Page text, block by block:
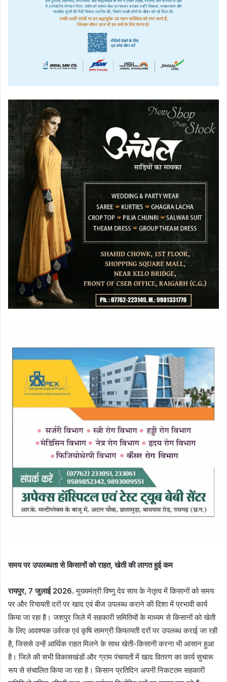
समय पर उपलब्धता से किसानों को राहत, खेती की लागत हुई कम
रायपुर, 7 जुलाई 2026.मुख्यमंत्री विष्णु देव साय के नेतृत्व में किसानों को समय
पर और रियायती दरों पर खाद एवं बीज उपलब्ध कराने की दिशा में प्रभावी कार्य
किया जा रहा है। जशपुर जिले में सहकारी समितियों के माध्यम से किसानों को खेती
के लिए आवश्यक उर्वरक एवं कृषि सामग्री किफायती दरों पर उपलब्ध कराई जा रही
है, जिससे उन्हें आर्थिक राहत मिलने के साथ खेती-किसानी करना भी आसान हुआ
है। जिले की सभी विकासखंडों और ग्राम पंचायतों में खाद वितरण का कार्य सुचारू
रूप से संचालित किया जा रहा है। किसान प्रतिदिन अपनी निकटतम सहकारी